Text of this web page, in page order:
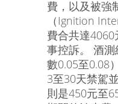
費，以及被強
（Ignition
費合共達
事控訴。 酒
數0.05至0.08
3至30天禁駕
則是450元至